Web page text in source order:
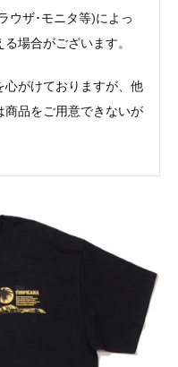
ウザ･モニタ等)によっ
場合がございます。
心がけておりますが、他
品をご用意できないが